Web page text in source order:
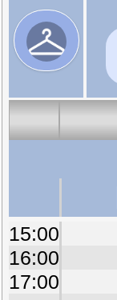
15:00
16:00
17:00